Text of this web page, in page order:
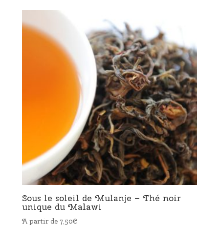
Sous le soleil de Mulanje – Thé noir
unique du Malawi
A partir de 7,50€